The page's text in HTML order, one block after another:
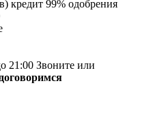
кредит 99% одобрения
21:00 Звоните или